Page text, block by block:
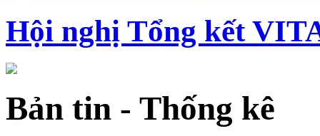
Hội nghị Tổng kết
Bản tin - Thống kê